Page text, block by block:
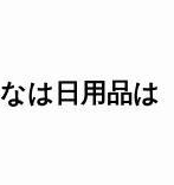
は日用品は